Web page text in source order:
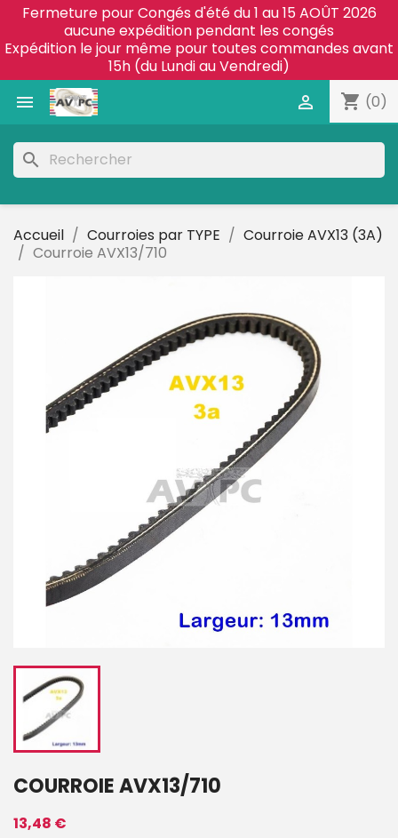
Fermeture pour Congés d'été du 1 au 15 AOÛT 2026
aucune expédition pendant les congés
Expédition le jour même pour toutes commandes avant
15h (du Lundi au Vendredi)
 shopping_cart (0)

search
Accueil Courroies par TYPE
Courroie AVX13 (3A)
Courroie AVX13/710
COURROIE AVX13/710
13,48 €